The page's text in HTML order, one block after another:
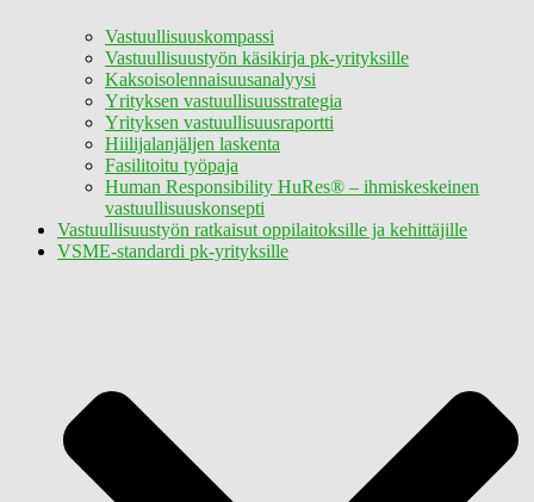
Vastuullisuuskompassi
Vastuullisuustyön käsikirja pk-yrityksille
Kaksoisolennaisuusanalyysi
Yrityksen vastuullisuusstrategia
Yrityksen vastuullisuusraportti
Hiilijalanjäljen laskenta
Fasilitoitu työpaja
Human Responsibility HuRes® – ihmiskeskeinen
vastuullisuuskonsepti
Vastuullisuustyön ratkaisut oppilaitoksille ja kehittäjille
VSME-standardi pk-yrityksille